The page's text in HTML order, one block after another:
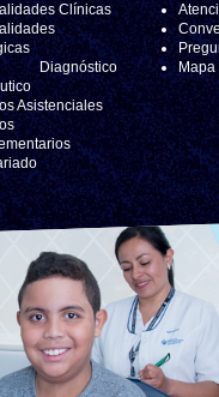
Clínicas
Diagnóstico
Asistenciales
Mapa